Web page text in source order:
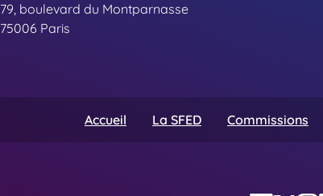
79, boulevard du Montparnasse
75006 Paris
Accueil La SFED Commissions